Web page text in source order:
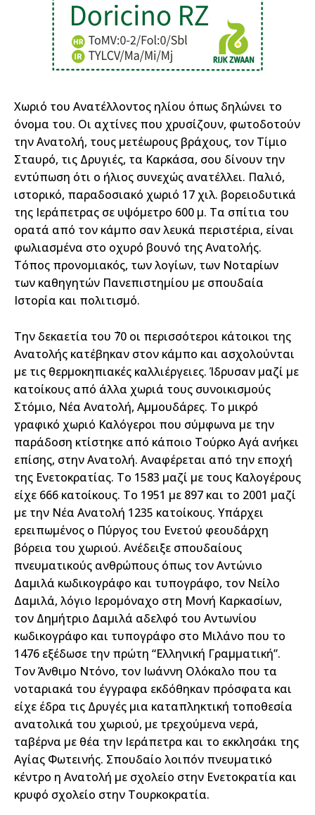
Χωριό του Ανατέλλοντος ηλίου όπως δηλώνει το
όνομα του. Οι αχτίνες που χρυσίζουν, φωτοδοτούν
την Ανατολή, τους μετέωρους βράχους, τον Τίμιο
Σταυρό, τις Δρυγιές, τα Καρκάσα, σου δίνουν την
εντύπωση ότι ο ήλιος συνεχώς ανατέλλει. Παλιό,
ιστορικό, παραδοσιακό χωριό 17 χιλ. βορειοδυτικά
της Ιεράπετρας σε υψόμετρο 600 μ. Τα σπίτια του
ορατά από τον κάμπο σαν λευκά περιστέρια, είναι
φωλιασμένα στο οχυρό βουνό της Ανατολής.
Τόπος προνομιακός, των λογίων, των Νοταρίων
των καθηγητών Πανεπιστημίου με σπουδαία
Ιστορία και πολιτισμό.
Την δεκαετία του ΄70 οι περισσότεροι κάτοικοι της
Ανατολής κατέβηκαν στον κάμπο και ασχολούνται
με τις θερμοκηπιακές καλλιέργειες. Ίδρυσαν μαζί με
κατοίκους από άλλα χωριά τους συνοικισμούς
Στόμιο, Νέα Ανατολή, Αμμουδάρες. Το μικρό
γραφικό χωριό Καλόγεροι που σύμφωνα με την
παράδοση κτίστηκε από κάποιο Τούρκο Αγά ανήκει
επίσης, στην Ανατολή. Αναφέρεται από την εποχή
της Ενετοκρατίας. Το 1583 μαζί με τους Καλογέρους
είχε 666 κατοίκους. Το 1951 με 897 και το 2001 μαζί
με την Νέα Ανατολή 1235 κατοίκους. Υπάρχει
ερειπωμένος ο Πύργος του Ενετού φεουδάρχη
βόρεια του χωριού. Ανέδειξε σπουδαίους
πνευματικούς ανθρώπους όπως τον Αντώνιο
Δαμιλά κωδικογράφο και τυπογράφο, τον Νείλο
Δαμιλά, λόγιο Ιερομόναχο στη Μονή Καρκασίων,
τον Δημήτριο Δαμιλά αδελφό του Αντωνίου
κωδικογράφο και τυπογράφο στο Μιλάνο που το
1476 εξέδωσε την πρώτη “Ελληνική Γραμματική”.
Τον Άνθιμο Ντόνο, τον Ιωάννη Ολόκαλο που τα
νοταριακά του έγγραφα εκδόθηκαν πρόσφατα και
είχε έδρα τις Δρυγές μια καταπληκτική τοποθεσία
ανατολικά του χωριού, με τρεχούμενα νερά,
ταβέρνα με θέα την Ιεράπετρα και το εκκλησάκι της
Αγίας Φωτεινής. Σπουδαίο λοιπόν πνευματικό
κέντρο η Ανατολή με σχολείο στην Ενετοκρατία και
κρυφό σχολείο στην Τουρκοκρατία.